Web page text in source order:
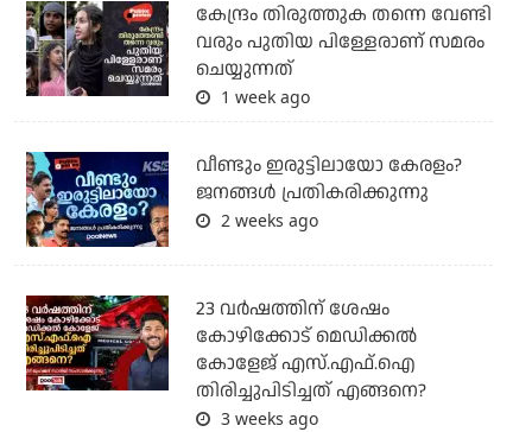
കേന്ദ്രം തിരുത്തുക തന്നെ വേണ്ടി
വരും പുതിയ പിള്ളേരാണ് സമരം
ചെയ്യുന്നത്
1 week ago
വീണ്ടും ഇരുട്ടിലായോ കേരളം?
ജനങ്ങൾ പ്രതികരിക്കുന്നു
2 weeks ago
23 വർഷത്തിന് ശേഷം
കോഴിക്കോട് മെഡിക്കൽ
കോളേജ് എസ്.എഫ്.ഐ
തിരിച്ചുപിടിച്ചത് എങ്ങനെ?
3 weeks ago